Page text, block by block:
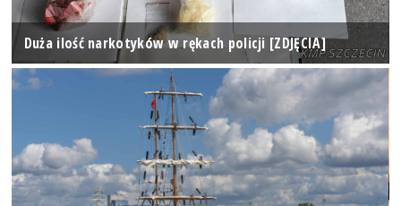
Duża ilość narkotyków w rękach policji [ZDJĘCIA]